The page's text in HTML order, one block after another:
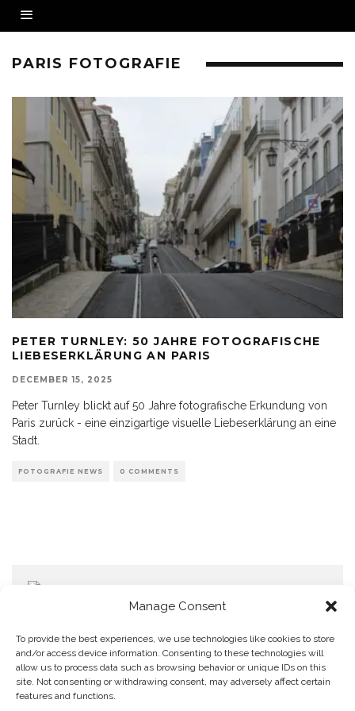
Manage Consent
To provide the best experiences, we use technologies like cookies to store
and/or access device information. Consenting to these technologies will
allow us to process data such as browsing behavior or unique IDs on this
site. Not consenting or withdrawing consent, may adversely affect certain
features and functions.
PARIS FOTOGRAFIE
PETER TURNLEY: 50 JAHRE FOTOGRAFISCHE
LIEBESERKLÄRUNG AN PARIS
DECEMBER 15, 2025
Peter Turnley blickt auf 50 Jahre fotografische Erkundung von
Paris zurück - eine einzigartige visuelle Liebeserklärung an eine
Stadt.
FOTOGRAFIE NEWS 0 COMMENTS
Home
Datenschutzerklärung
Impressum
Cookie Policy (EU)